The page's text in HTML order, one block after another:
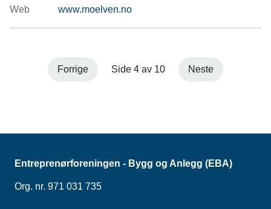
www.moelven.no
Forrige Side 4 av 10 Neste
Entreprenørforeningen - Bygg og Anlegg (EBA)
Org. nr. 971 031 735